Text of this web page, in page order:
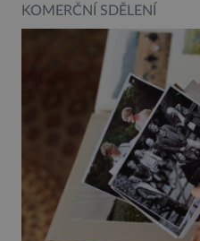
KOMERČNÍ SDĚLENÍ